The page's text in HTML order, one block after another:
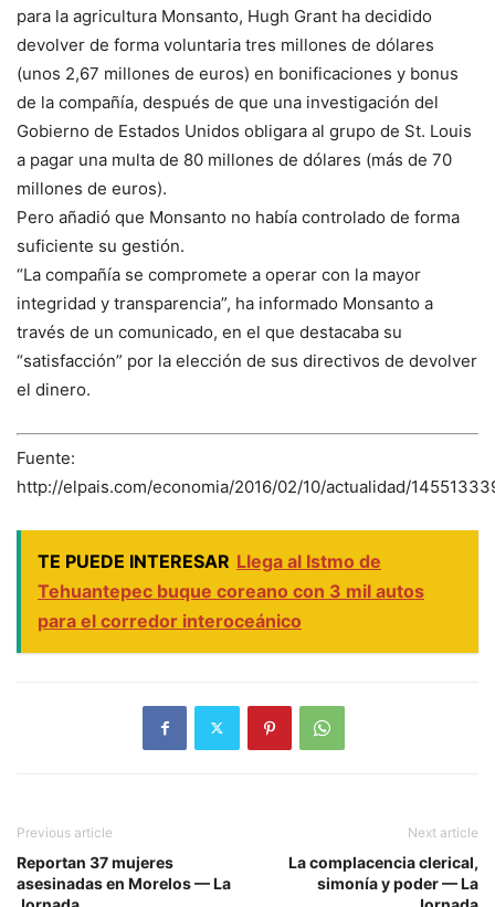
para la agricultura Monsanto, Hugh Grant ha decidido
devolver de forma voluntaria tres millones de dólares
(unos 2,67 millones de euros) en bonificaciones y bonus
de la compañía, después de que una investigación del
Gobierno de Estados Unidos obligara al grupo de St. Louis
a pagar una multa de 80 millones de dólares (más de 70
millones de euros).
Pero añadió que Monsanto no había controlado de forma
suficiente su gestión.
“La compañía se compromete a operar con la mayor
integridad y transparencia”, ha informado Monsanto a
través de un comunicado, en el que destacaba su
“satisfacción” por la elección de sus directivos de devolver
el dinero.
Fuente:
http://elpais.com/economia/2016/02/10/actualidad/
TE PUEDE INTERESAR Llega al Istmo de
Tehuantepec buque coreano con 3 mil autos
para el corredor interoceánico
Previous article
Reportan 37 mujeres
asesinadas en Morelos — La
Next article
La complacencia clerical,
simonía y poder — La